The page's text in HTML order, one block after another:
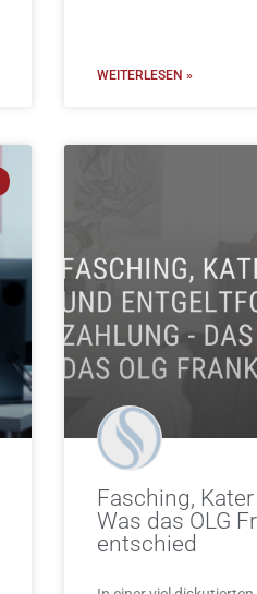
WEITERLESEN »
Fasching,
Was das OLG
entschied